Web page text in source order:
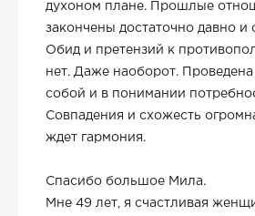
духоном плане. Прошлые
закончены достаточно давно
Обид и претензий к
нет. Даже наоборот. Проведена
собой и в понимании
Совпадения и схожесть
ждет гармония.
Спасибо большое Мила.
Мне 49 лет, я счастливая